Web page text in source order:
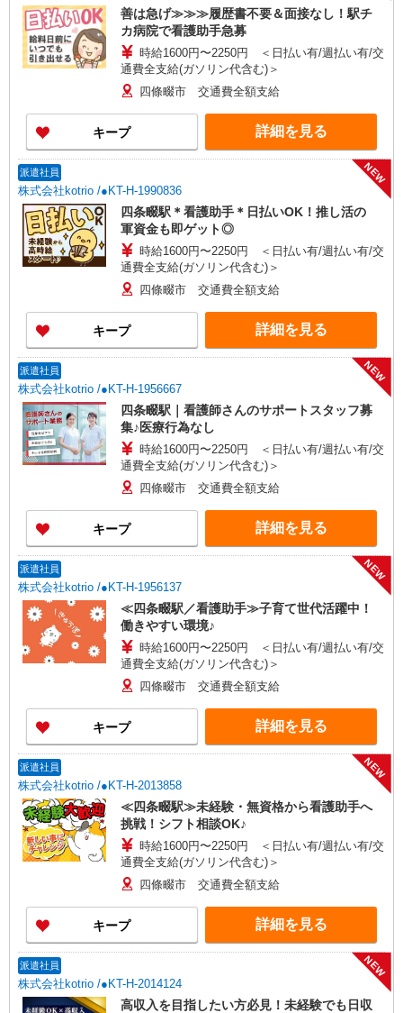
善は急げ≫≫≫履歴書不要＆面接なし！駅チ
カ病院で看護助手急募
時給1600円〜2250円 ＜日払い有/週払い有/交
通費全支給(ガソリン代含む)＞
四條畷市 交通費全額支給
キープ 詳細を見る
派遣社員
株式会社kotrio /●KT-H-1990836
NEW
四条畷駅＊看護助手＊日払いOK！推し活の
軍資金も即ゲット◎
時給1600円〜2250円 ＜日払い有/週払い有/交
通費全支給(ガソリン代含む)＞
四條畷市 交通費全額支給
キープ 詳細を見る
派遣社員
株式会社kotrio /●KT-H-1956667
NEW
四条畷駅｜看護師さんのサポートスタッフ募
集♪医療行為なし
時給1600円〜2250円 ＜日払い有/週払い有/交
通費全支給(ガソリン代含む)＞
四條畷市 交通費全額支給
キープ 詳細を見る
派遣社員
株式会社kotrio /●KT-H-1956137
NEW
≪四条畷駅／看護助手≫子育て世代活躍中！
働きやすい環境♪
時給1600円〜2250円 ＜日払い有/週払い有/交
通費全支給(ガソリン代含む)＞
四條畷市 交通費全額支給
キープ 詳細を見る
派遣社員
株式会社kotrio /●KT-H-2013858
NEW
≪四条畷駅≫未経験・無資格から看護助手へ
挑戦！シフト相談OK♪
時給1600円〜2250円 ＜日払い有/週払い有/交
通費全支給(ガソリン代含む)＞
四條畷市 交通費全額支給
キープ 詳細を見る
派遣社員
株式会社kotrio /●KT-H-2014124
NEW
高収入を目指したい方必見！未経験でも日収